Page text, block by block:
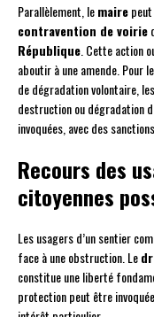
Parallèlement, lemaire
contravention de voirie
République . Cette action
aboutir à une amende. Pour
de dégradation volontaire,
destruction ou dégradation
invoquées, avec des
Recours des
citoyennes
Les usagers d’un sentier
face à une obstruction. Le
constitue une liberté
protection peut être